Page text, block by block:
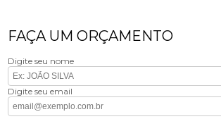
FAÇA UM ORÇAMENTO
Digite seu nome
Digite seu email